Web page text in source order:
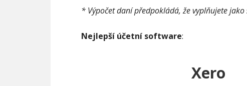
* Výpočet daní předpokládá, že vyplňujete
Nejlepší účetní software:
Xero